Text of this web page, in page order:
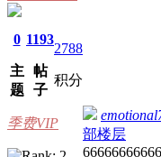
0
主
题
1193
帖
子
2788
积分
季费VIP
部楼层